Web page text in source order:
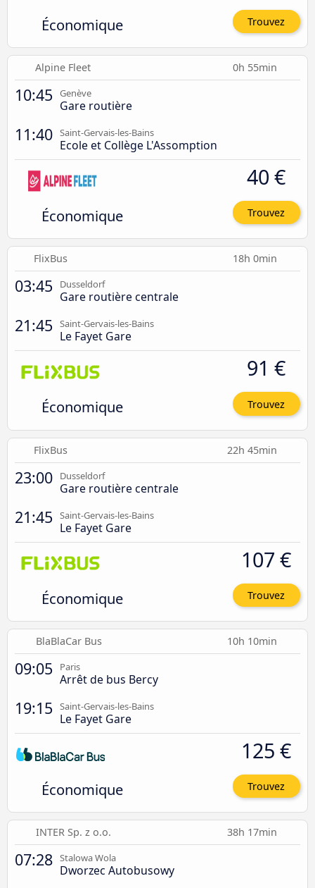
Économique Trouvez
Alpine Fleet 0h 55min
10:45 Genève
Gare routière
11:40 Saint-Gervais-les-Bains
Ecole et Collège L'Assomption
Économique
40 €
Trouvez
FlixBus 18h 0min
03:45 Dusseldorf
Gare routière centrale
21:45 Saint-Gervais-les-Bains
Le Fayet Gare
Économique
91 €
Trouvez
FlixBus 22h 45min
23:00 Dusseldorf
Gare routière centrale
21:45 Saint-Gervais-les-Bains
Le Fayet Gare
Économique
107 €
Trouvez
BlaBlaCar Bus 10h 10min
09:05 Paris
Arrêt de bus Bercy
19:15 Saint-Gervais-les-Bains
Le Fayet Gare
Économique
125 €
Trouvez
INTER Sp. z o.o. 38h 17min
07:28 Stalowa Wola
Dworzec Autobusowy